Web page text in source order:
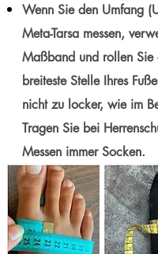
Wenn Sie den Umfang
Meta-Tarsa messen,
Maßband und rollen Sie
breiteste Stelle Ihres
nicht zu locker, wie im
Tragen Sie bei
Messen immer Socken.